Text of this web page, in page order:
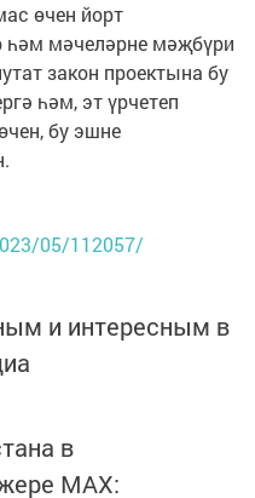
өчен йорт
һәм мәчеләрне мәҗбүри
закон проектына бу
һәм, эт үрчетеп
бу эшне
05/112057/
и интересным в
в
MАХ: